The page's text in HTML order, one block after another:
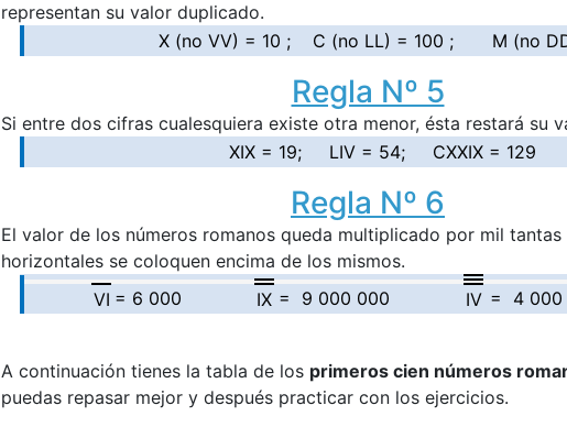
representan su valor duplicado.
X (no VV) = 10 ; C (no LL) = 100 ; M (no
Regla Nº 5
Si entre dos cifras cualesquiera existe otra menor, ésta restará su
XIX = 19; LIV = 54; CXXIX = 129
Regla Nº 6
El valor de los números romanos queda multiplicado por mil
horizontales se coloquen encima de los mismos.
VI = 6 000 IX = 9 000 000 IV = 4 000
A continuación tienes la tabla de los primeros cien números
puedas repasar mejor y después practicar con los ejercicios.